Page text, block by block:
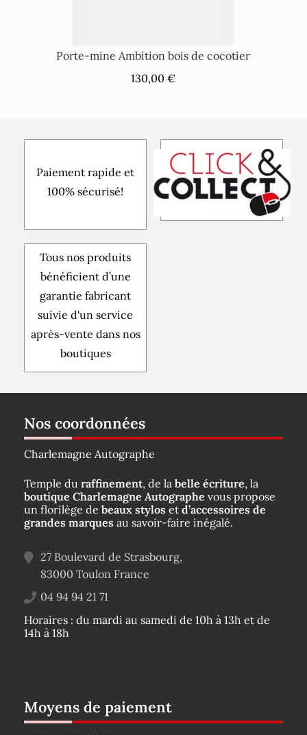
Porte-mine Ambition bois de cocotier
130,00 €
Paiement rapide et
100% sécurisé!
Tous nos produits
bénéficient d’une
garantie fabricant
suivie d'un service
après-vente dans nos
boutiques
Nos coordonnées
Charlemagne Autographe
Temple du raffinement, de la belle écriture, la
boutique Charlemagne Autographe vous propose
un florilège de beaux stylos et d’accessoires de
grandes marques au savoir-faire inégalé.
27 Boulevard de Strasbourg,
83000 Toulon France
04 94 94 21 71
Horaires : du mardi au samedi de 10h à 13h et de
14h à 18h
Moyens de paiement